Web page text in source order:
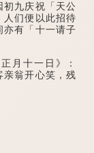
九庆祝「天公
们便以此招待
有「十一请子
月十一日》：
亲翁开心笑，残